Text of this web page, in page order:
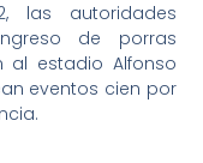
las autoridades
de porras
al estadio Alfonso
eventos cien por